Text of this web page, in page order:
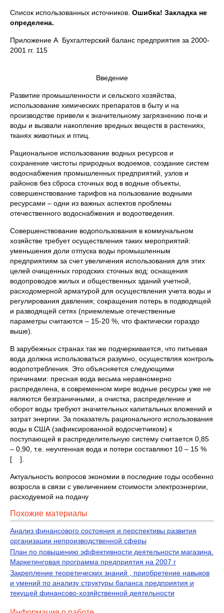
Список использованных источников. Ошибка! Закладка не
определена.
Приложение А Бухгалтерский баланс предприятия за 2000-
2001 гг. 115
Введение
Развитие промышленности и сельского хозяйства,
использование химических препаратов в быту и на
производстве привели к значительному загрязнению почв и
воды и вызвали накопление вредных веществ в растениях,
тканях животных и птиц.
Рациональное использование водных ресурсов и
сохранение чистоты природных водоемов, создание систем
водоснабжения промышленных предприятий, узлов и
районов без сброса сточных вод в водные объекты,
совершенствование тарифов на пользование водными
ресурсами – одни из важных аспектов проблемы
отечественного водоснабжения и водоотведения.
Совершенствование водопользования в коммунальном
хозяйстве требует осуществления таких мероприятий:
уменьшения доли отпуска воды промышленным
предприятиям за счет увеличения использования для этих
целей очищенных городских сточных вод; оснащения
водопроводов жилых и общественных зданий учетной,
расходомерной арматурой для осуществления учета воды и
регулирования давления; сокращения потерь в подводящей
и разводящей сетях (приемлемые отечественные
параметры считаются – 15-20 %, что фактически гораздо
выше).
В зарубежных странах так же подчеркивается, что питьевая
вода должна использоваться разумно, осуществляя контроль
водопотребления. Это объясняется следующими
причинами: пресная вода весьма неравномерно
распределена, в современном мире водные ресурсы уже не
являются безграничными, а очистка, распределение и
оборот воды требуют значительных капитальных вложений и
затрат энергии. За показатель рационального использования
воды в США (зафиксированной водосчетчиком) к
поступающей в распределительную систему считается 0,85
– 0,90, т.е. неучтенная вода и потери составляют 10 – 15 %
[ ].
Актуальность вопросов экономии в последние годы особенно
возросла в связи с увеличением стоимости электроэнергии,
расходуемой на подачу
Похожие материалы
Анализ финансового состояния и перспективы развития
организации непроизводственной сферы
План по повышению эффективности деятельности магазина.
Маркетинговая программа предприятия на 2007 г
Закрепление теоретических знаний , приобретение навыков
и умений по анализу структуры баланса предприятия и
текущей финансово-хозяйственной деятельности